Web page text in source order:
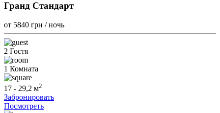
Гранд Стандарт
от 5840 грн / ночь
2 Гостя
1 Комната
17 - 29,2 м2
Забронировать
Посмотреть